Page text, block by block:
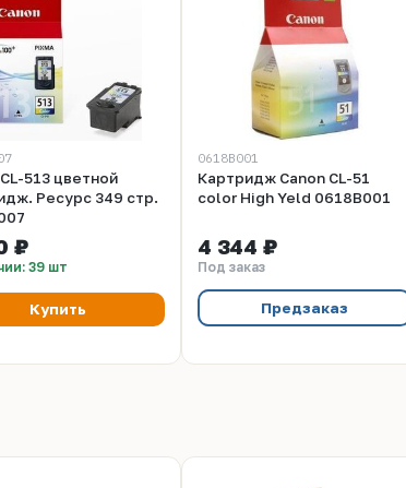
513 цветной
Ресурс 349 стр.
₽
39 шт
Купить
0618B001
Картридж Canon CL-51
color High Yeld 0618B001
4 344 ₽
Под заказ
Предзаказ